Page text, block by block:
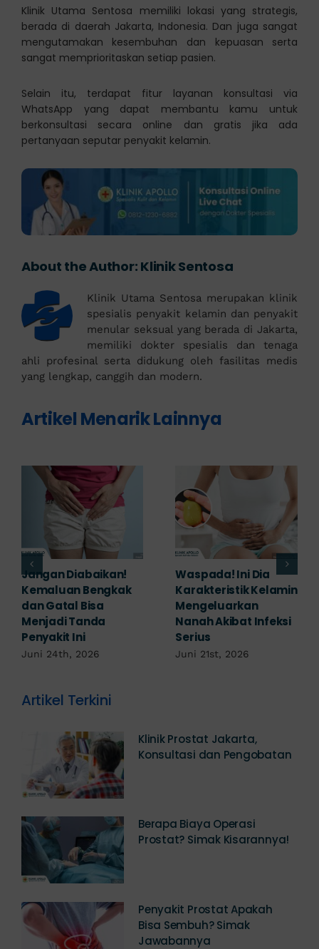
Klinik Utama Sentosa memiliki lokasi yang strategis,
berada di daerah Jakarta, Indonesia. Dan juga sangat
mengutamakan kesembuhan dan kepuasan serta
sangat memprioritaskan setiap pasien.
Selain itu, terdapat fitur layanan konsultasi via
WhatsApp yang dapat membantu kamu untuk
berkonsultasi secara online dan gratis jika ada
pertanyaan seputar penyakit kelamin.
About the Author: Klinik Sentosa
Klinik Utama Sentosa merupakan klinik
spesialis penyakit kelamin dan penyakit
menular seksual yang berada di Jakarta,
memiliki dokter spesialis dan tenaga
ahli profesinal serta didukung oleh fasilitas medis
yang lengkap, canggih dan modern.
Artikel Menarik Lainnya
Jangan Diabaikan!
Kemaluan Bengkak
dan Gatal Bisa
Menjadi Tanda
Penyakit Ini
Juni 24th, 2026
Waspada! Ini Dia
Karakteristik Kelamin
Mengeluarkan
Nanah Akibat Infeksi
Serius
Juni 21st, 2026
Artikel Terkini
Klinik Prostat Jakarta,
Konsultasi dan Pengobatan
Berapa Biaya Operasi
Prostat? Simak Kisarannya!
Penyakit Prostat Apakah
Bisa Sembuh? Simak
Jawabannya